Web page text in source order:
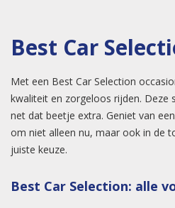
Best Car
Met een Best Car Selection
kwaliteit en zorgeloos rijden. Deze
net dat beetje extra. Geniet van
om niet alleen nu, maar ook in de
juiste keuze.
Best Car Selection: alle